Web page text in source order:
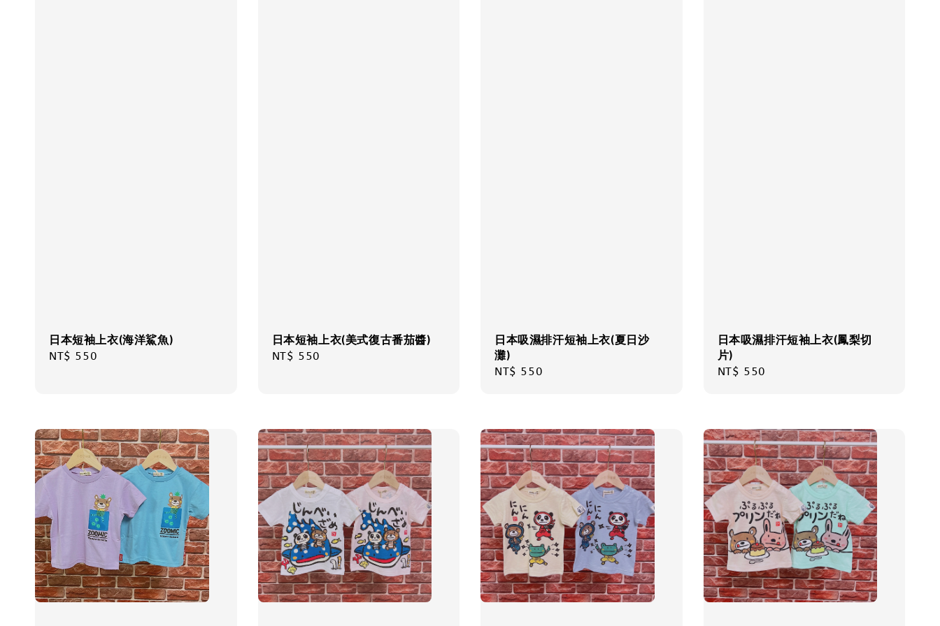
日本短袖上衣(海洋鯊魚)
Regular
NT$ 550
日本短袖上衣(美式復古番茄醬)
Regular
NT$ 550
日本吸濕排汗短袖上衣(夏日沙
灘)
Regular
NT$ 550
日本吸濕排汗短袖上衣(鳳梨切
片)
Regular
NT$ 550